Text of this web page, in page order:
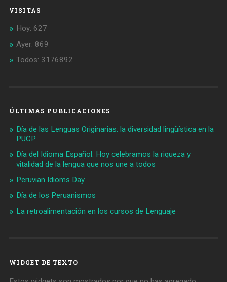
VISITAS
Hoy: 627
Ayer: 869
Todos: 3176892
ÚLTIMAS PUBLICACIONES
Día de las Lenguas Originarias: la diversidad lingüística en la
PUCP
Día del Idioma Español: Hoy celebramos la riqueza y
vitalidad de la lengua que nos une a todos
Peruvian Idioms Day
Día de los Peruanismos
La retroalimentación en los cursos de Lenguaje
WIDGET DE TEXTO